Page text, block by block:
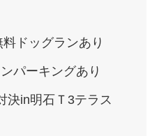
ドッグランあり
パーキングあり
in明石Ｔ3テラス